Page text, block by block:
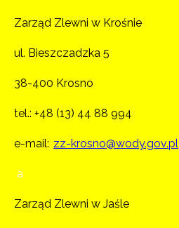
Zarząd Zlewni w Krośnie
ul. Bieszczadzka 5
38-400 Krosno
tel.: +48 (13) 44 88 994
e-mail: zz-krosno@wody.gov.pl
a
Zarząd Zlewni w Jaśle